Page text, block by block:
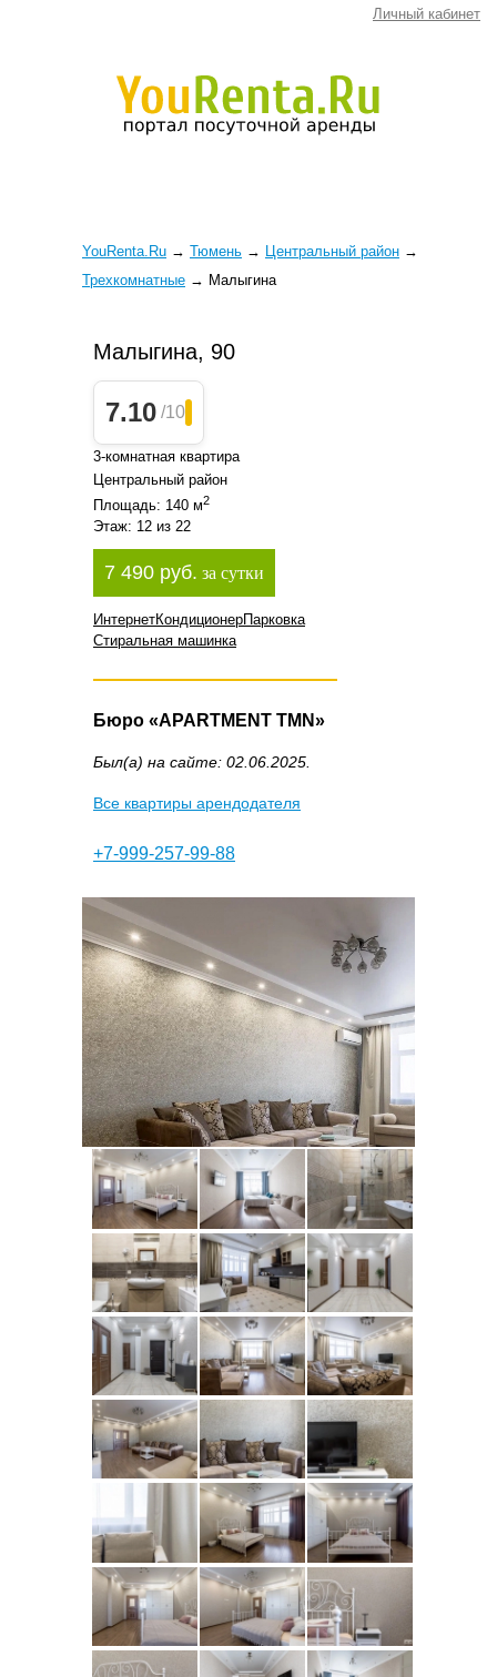
Личный кабинет
YouRenta.Ru → Тюмень → Центральный район →
Трехкомнатные → Малыгина
Малыгина, 90
7.10 /10
3-комнатная квартира
Центральный район
Площадь: 140 м2
Этаж: 12 из 22
7 490 руб. за сутки
ИнтернетКондиционерПарковка
Стиральная машинка
Бюро «APARTMENT TMN»
Был(а) на сайте: 02.06.2025.
Все квартиры арендодателя
+7-999-257-99-88